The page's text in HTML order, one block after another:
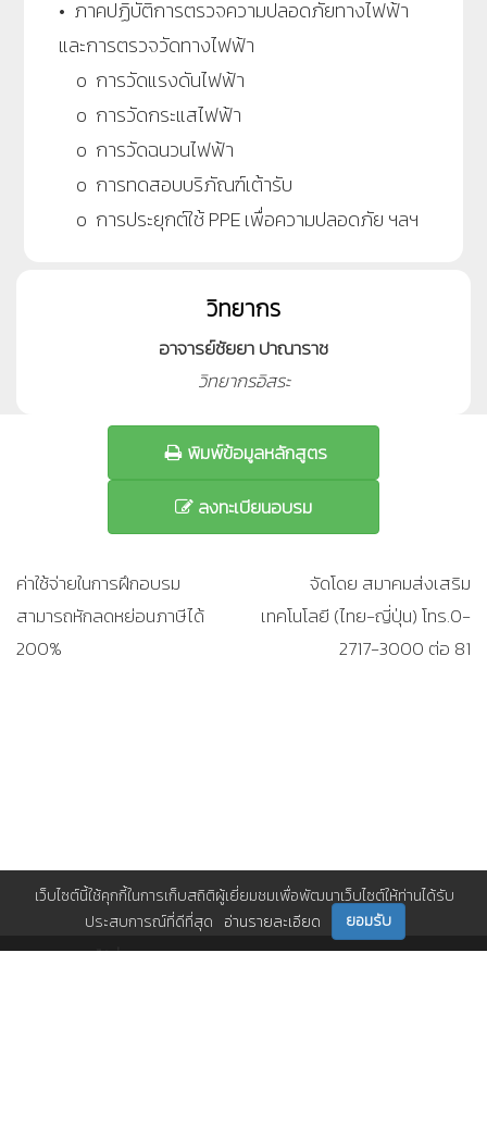
• ภาคปฏิบัติการตรวจความปลอดภัยทางไฟฟ้า
และการตรวจวัดทางไฟฟ้า
o การวัดแรงดันไฟฟ้า
o การวัดกระแสไฟฟ้า
o การวัดฉนวนไฟฟ้า
o การทดสอบบริภัณฑ์เต้ารับ
o การประยุกต์ใช้ PPE เพื่อความปลอดภัย ฯลฯ
วิทยากร
อาจารย์ชัยยา ปาณาราช
วิทยากรอิสระ
พิมพ์ข้อมูลหลักสูตร
ลงทะเบียนอบรม
ค่าใช้จ่ายในการฝึกอบรม
สามารถหักลดหย่อนภาษีได้
200%
จัดโดย สมาคมส่งเสริม
เทคโนโลยี (ไทย-ญี่ปุ่น) โทร.0-
2717-3000 ต่อ 81
ติดตามเราได้ที่
เว็บไซต์นี้ใช้คุกกี้ในการเก็บสถิติผู้เยี่ยมชมเพื่อพัฒนาเว็บไซต์ให้ท่านได้รับ
ประสบการณ์ที่ดีที่สุด อ่านรายละเอียด ยอมรับ